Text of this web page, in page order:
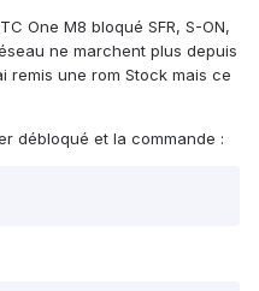
One M8 bloqué SFR, S-ON,
ne marchent plus depuis
remis une rom Stock mais ce
débloqué et la commande :